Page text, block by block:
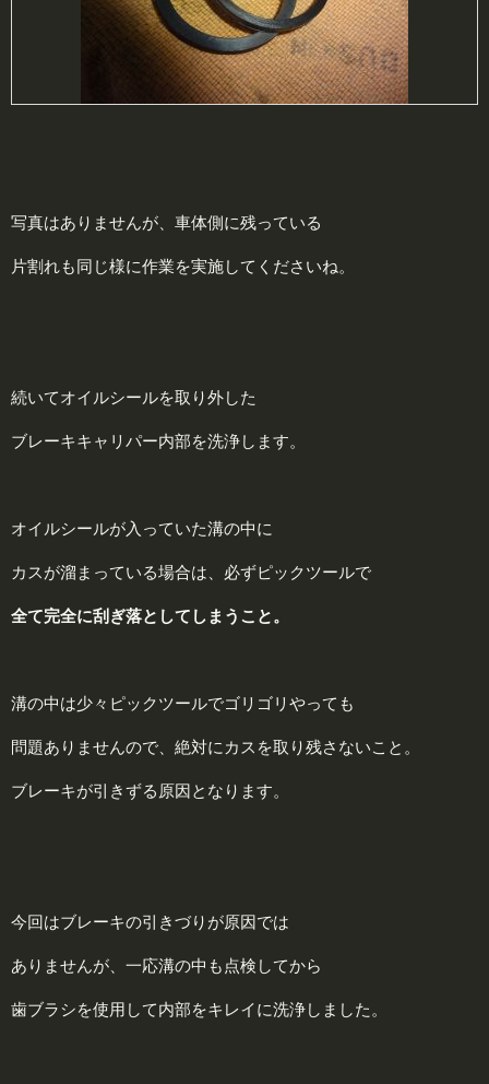
写真はありませんが、車体側に残っている
片割れも同じ様に作業を実施してくださいね。
続いてオイルシールを取り外した
ブレーキキャリパー内部を洗浄します。
オイルシールが入っていた溝の中に
カスが溜まっている場合は、必ずピックツールで
全て完全に刮ぎ落としてしまうこと。
溝の中は少々ピックツールでゴリゴリやっても
問題ありませんので、絶対にカスを取り残さないこと。
ブレーキが引きずる原因となります。
今回はブレーキの引きづりが原因では
ありませんが、一応溝の中も点検してから
歯ブラシを使用して内部をキレイに洗浄しました。